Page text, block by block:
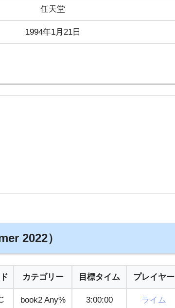
任天堂
1994年1月21日
2022）
カテゴリー 目標タイム プレイヤー
book2 Any% 3:00:00 ライム